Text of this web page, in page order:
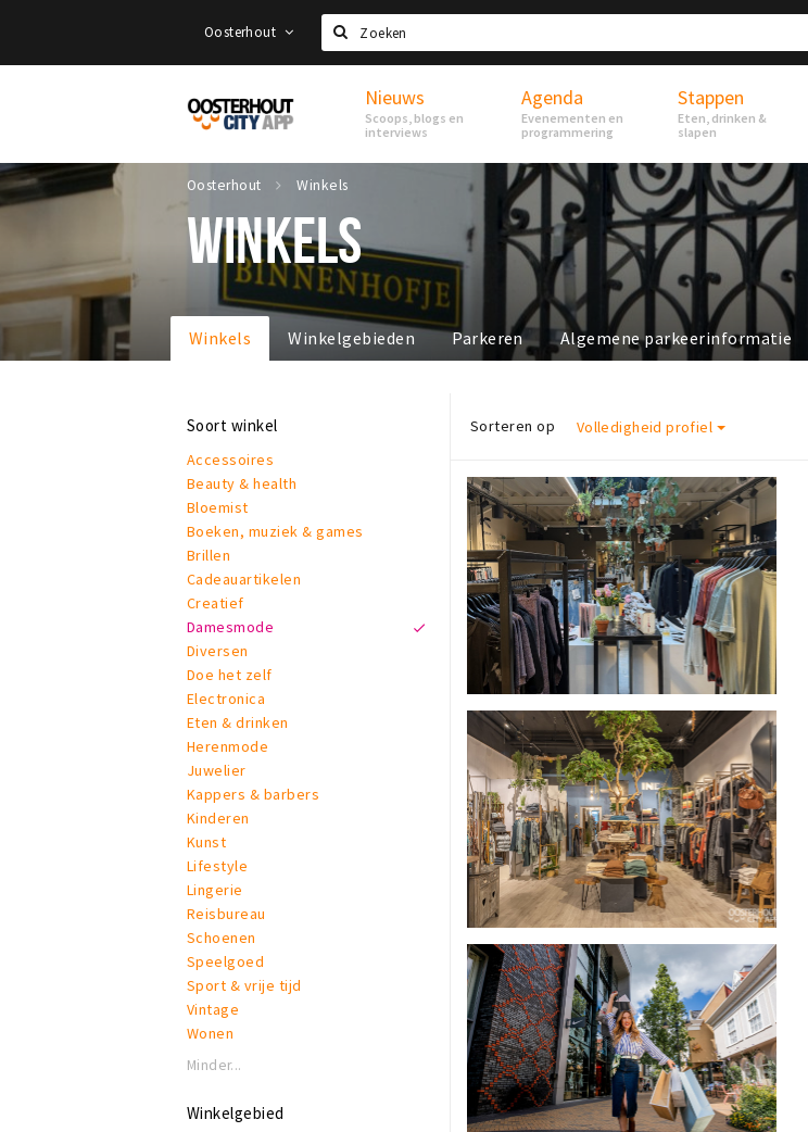
Oosterhout
Zoeken
Proef
Oosterhout
Nieuws
Scoops, blogs en
interviews
Agenda
Evenementen en
programmering
Stappen
Eten, drinken &
slapen
Oosterhout Winkels
WINKELS
Winkels Winkelgebieden Parkeren Algemene parkeerinformatie
Soort winkel
Accessoires
Beauty & health
Bloemist
Boeken, muziek & games
Brillen
Cadeauartikelen
Creatief
Damesmode
Diversen
Doe het zelf
Electronica
Eten & drinken
Herenmode
Juwelier
Kappers & barbers
Kinderen
Kunst
Lifestyle
Lingerie
Reisbureau
Schoenen
Speelgoed
Sport & vrije tijd
Vintage
Wonen
Minder...
Winkelgebied
Sorteren op Volledigheid profiel